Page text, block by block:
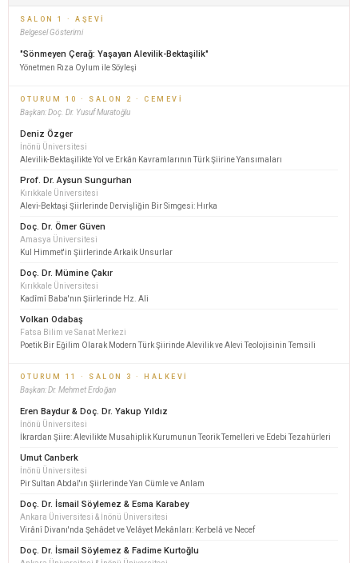
SALON 1 · AŞEVI
Belgesel Gösterimi
"Sönmeyen Çerağ: Yaşayan Alevilik-Bektaşilik"
Yönetmen Rıza Oylum ile Söyleşi
OTURUM 10 · SALON 2 · CEMEVI
Başkan: Doç. Dr. Yusuf Muratoğlu
Deniz Özger
İnönü Üniversitesi
Alevilik-Bektaşilikte Yol ve Erkân Kavramlarının Türk Şiirine Yansımaları
Prof. Dr. Aysun Sungurhan
Kırıkkale Üniversitesi
Alevi-Bektaşi Şiirlerinde Dervişliğin Bir Simgesi: Hırka
Doç. Dr. Ömer Güven
Amasya Üniversitesi
Kul Himmet'in Şiirlerinde Arkaik Unsurlar
Doç. Dr. Mümine Çakır
Kırıkkale Üniversitesi
Kadîmî Baba'nın Şiirlerinde Hz. Ali
Volkan Odabaş
Fatsa Bilim ve Sanat Merkezi
Poetik Bir Eğilim Olarak Modern Türk Şiirinde Alevilik ve Alevi Teolojisinin Temsili
OTURUM 11 · SALON 3 · HALKEVI
Başkan: Dr. Mehmet Erdoğan
Eren Baydur & Doç. Dr. Yakup Yıldız
İnönü Üniversitesi
İkrardan Şiire: Alevilikte Musahiplik Kurumunun Teorik Temelleri ve Edebi Tezahürleri
Umut Canberk
İnönü Üniversitesi
Pir Sultan Abdal'ın Şiirlerinde Yan Cümle ve Anlam
Doç. Dr. İsmail Söylemez & Esma Karabey
Ankara Üniversitesi & İnönü Üniversitesi
Virânî Divanı'nda Şehâdet ve Velâyet Mekânları: Kerbelâ ve Necef
Doç. Dr. İsmail Söylemez & Fadime Kurtoğlu